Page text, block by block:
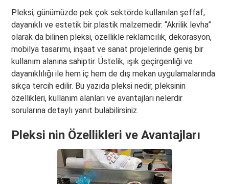
Pleksi, günümüzde pek çok sektörde kullanılan şeffaf,
dayanıklı ve estetik bir plastik malzemedir. “Akrilik levha”
olarak da bilinen pleksi, özellikle reklamcılık, dekorasyon,
mobilya tasarımı, inşaat ve sanat projelerinde geniş bir
kullanım alanına sahiptir. Üstelik, ışık geçirgenliği ve
dayanıklılığı ile hem iç hem de dış mekan uygulamalarında
sıkça tercih edilir. Bu yazıda pleksi nedir, pleksinin
özellikleri, kullanım alanları ve avantajları nelerdir
sorularına detaylı yanıt bulabilirsiniz.
Pleksi nin Özellikleri ve Avantajları